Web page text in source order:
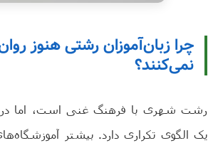
چرا زبان‌آموزان رشتی هنوز
نمی‌کنند؟
رشت شهری با فرهنگ غنی است، اما در
یک الگوی تکراری دارد. بیشتر